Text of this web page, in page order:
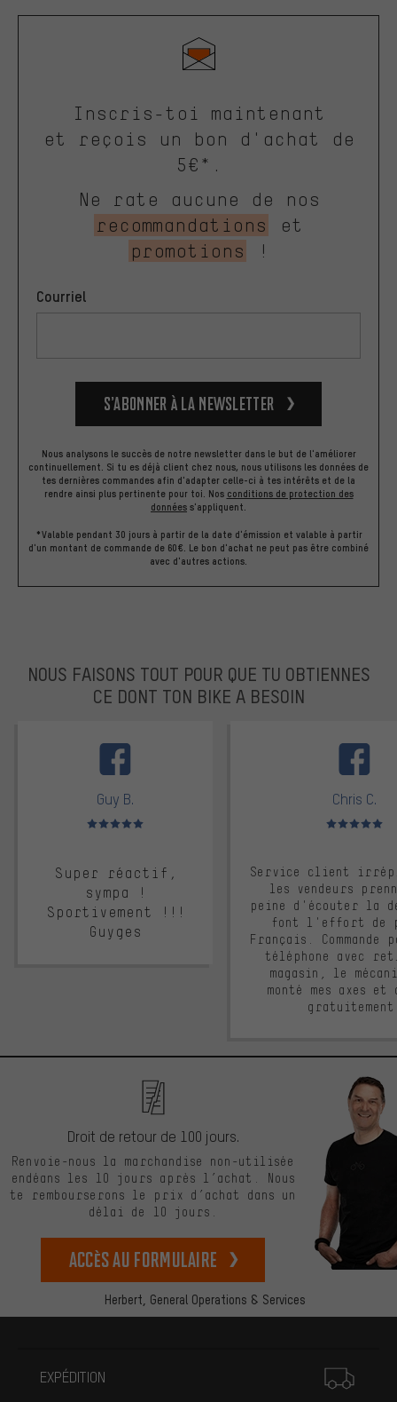
Inscris-toi maintenant
et reçois un bon d'achat de
5€*.
Ne rate aucune de nos
recommandations
et
promotions
!
Courriel
S’abonner à la newsletter
Nous analysons le succès de notre newsletter dans le but de l'améliorer
continuellement. Si tu es déjà client chez nous, nous utilisons les données de
tes dernières commandes afin d'adapter celle-ci à tes intérêts et de la
rendre ainsi plus pertinente pour toi. Nos conditions de protection des
données s'appliquent.
*Valable pendant 30 jours à partir de la date d'émission et valable à partir
d'un montant de commande de 60€. Le bon d'achat ne peut pas être combiné
avec d'autres actions.
NOUS FAISONS TOUT POUR QUE TU OBTIENNES
CE DONT TON BIKE A BESOIN
Guy B.
Note moyenne : 5 sur 5
Super réactif,
sympa !
Sportivement !!!
Guyges
Chris C.
Note moyenne :
Service client
les vendeurs
peine d'écouter la
font l'effort de
Français. Commande
téléphone avec
magasin, le
monté mes axes et
Herbert, General Operations & Services
Droit de retour de 100 jours.
Renvoie-nous la marchandise non-utilisée
endéans les 10 jours après l’achat. Nous
te rembourserons le prix d’achat dans un
délai de 10 jours.
Accès au formulaire
EXPÉDITION